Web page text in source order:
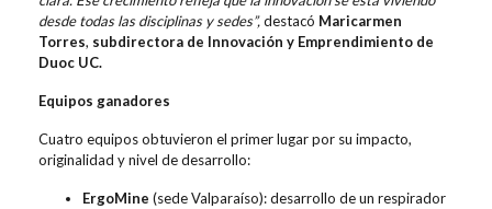
desde todas las disciplinas y sedes”,destacó Maricarmen
Torres, subdirectora de Innovación y Emprendimiento de
Duoc UC.
Equipos ganadores
Cuatro equipos obtuvieron el primer lugar por su impacto,
originalidad y nivel de desarrollo:
ErgoMine (sede Valparaíso): desarrollo de un respirador